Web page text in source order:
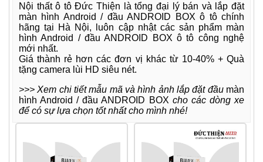
Nội thất ô tô Đức Thiện là tổng đại lý bán và lắp đặt
màn hình Android / đầu ANDROID BOX ô tô chính
hãng tại Hà Nội, luôn cập nhật các sản phẩm màn
hình Android / đầu ANDROID BOX ô tô công nghệ
mới nhất.
Giá thành rẻ hơn các đơn vị khác từ 10-40% + Quà
tặng camera lùi HD siêu nét.
>>> Xem chi tiết mẫu mã và hình ảnh lắp đặt đầu màn
hình Android / đầu ANDROID BOX cho các dòng xe
để có sự lựa chọn tốt nhất cho mình nhé!